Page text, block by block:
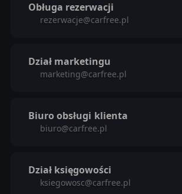
Obługa rezerwacji
rezerwacje@carfree.pl
Dział marketingu
marketing@carfree.pl
Biuro obsługi klienta
biuro@carfree.pl
Dział księgowości
ksiegowosc@carfree.pl